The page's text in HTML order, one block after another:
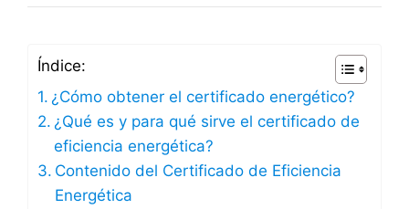
Índice:
¿Cómo obtener el certificado energético?
¿Qué es y para qué sirve el certificado de
eficiencia energética?
Contenido del Certificado de Eficiencia
Energética